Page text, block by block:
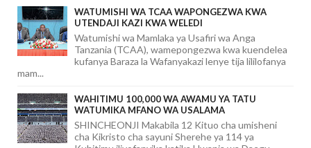
WATUMISHI WA TCAA WAPONGEZWA KWA
UTENDAJI KAZI KWA WELEDI
Watumishi wa Mamlaka ya Usafiri wa Anga
Tanzania (TCAA), wamepongezwa kwa kuendelea
kufanya Baraza la Wafanyakazi lenye tija lililofanya
mam...
WAHITIMU 100,000 WA AWAMU YA TATU
WATUMIKA MFANO WA USALAMA
SHINCHEONJI Makabila 12 Kituo cha umisheni
cha Kikristo cha sayuni Sherehe ya 114 ya